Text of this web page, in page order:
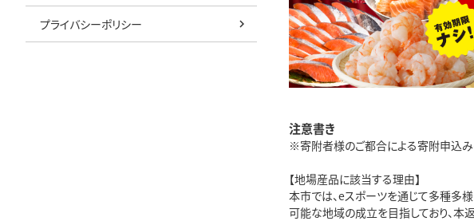
プライバシーポリシー
注意書き
※寄附者様のご都合による寄附申込み
【地場産品に該当する理由】
本市では、eスポーツを通じて多種多
可能な地域の成立を目指しており、本